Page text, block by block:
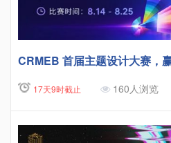
CRMEB 首届主题设计大赛，
17天9时截止 160人浏览